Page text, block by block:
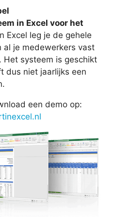
in Excel voor het
Excel leg je de gehele
je medewerkers vast
Het systeem is geschikt
dus niet jaarlijks een
een demo op: